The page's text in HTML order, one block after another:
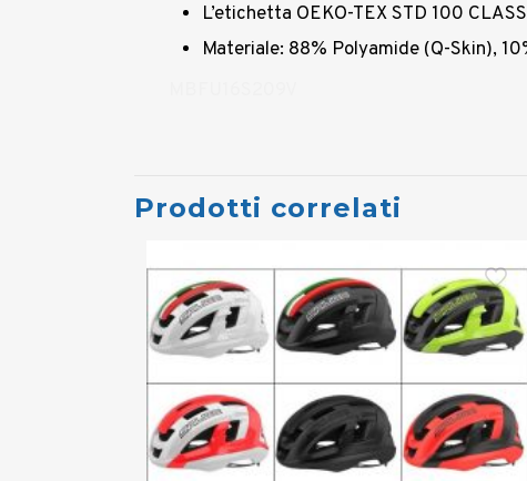
L’etichetta OEKO-TEX STD 100
Materiale: 88% Polyamide (Q-Skin),
Prodotti correlati